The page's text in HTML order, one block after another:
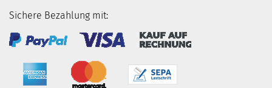
Sichere Bezahlung mit: